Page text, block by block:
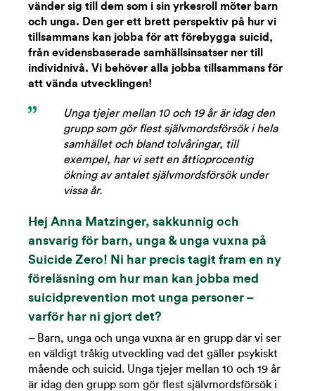
vänder sig till dem som i sin yrkesroll möter barn
och unga. Den ger ett brett perspektiv på hur vi
tillsammans kan jobba för att förebygga suicid,
från evidensbaserade samhällsinsatser ner till
individnivå. Vi behöver alla jobba tillsammans för
att vända utvecklingen!
Unga tjejer mellan 10 och 19 år är idag den
grupp som gör flest självmordsförsök i hela
samhället och bland tolvåringar, till
exempel, har vi sett en åttioprocentig
ökning av antalet självmordsförsök under
vissa år.
Hej Anna Matzinger, sakkunnig och
ansvarig för barn, unga & unga vuxna på
Suicide Zero! Ni har precis tagit fram en ny
föreläsning om hur man kan jobba med
suicidprevention mot unga personer –
varför har ni gjort det?
– Barn, unga och unga vuxna är en grupp där vi ser
en väldigt tråkig utveckling vad det gäller psykiskt
mående och suicid. Unga tjejer mellan 10 och 19 år
är idag den grupp som gör flest självmordsförsök i